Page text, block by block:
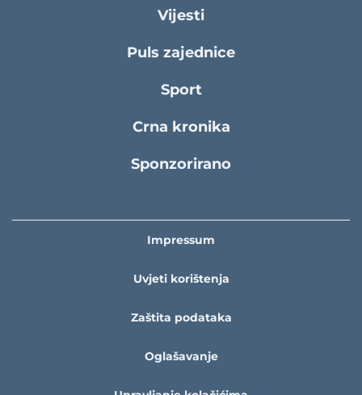
Vijesti
Puls zajednice
Sport
Crna kronika
Sponzorirano
Impressum
Uvjeti korištenja
Zaštita podataka
Oglašavanje